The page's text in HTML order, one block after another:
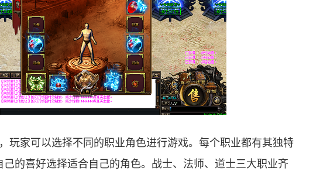
玩家可以选择不同的职业角色进行游戏。每个职业都有其独特
的喜好选择适合自己的角色。战士、法师、道士三大职业齐